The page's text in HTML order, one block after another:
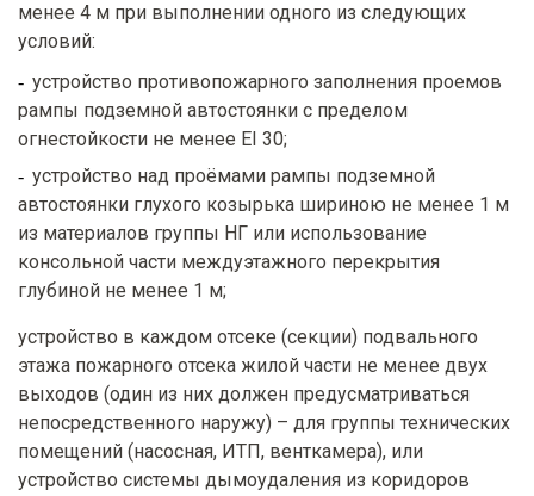
менее 4 м при выполнении одного из следующих
условий:
устройство противопожарного заполнения проемов
рампы подземной автостоянки с пределом
огнестойкости не менее EI 30;
устройство над проёмами рампы подземной
автостоянки глухого козырька шириною не менее 1 м
из материалов группы НГ или использование
консольной части междуэтажного перекрытия
глубиной не менее 1 м;
устройство в каждом отсеке (секции) подвального
этажа пожарного отсека жилой части не менее двух
выходов (один из них должен предусматриваться
непосредственного наружу) – для группы технических
помещений (насосная, ИТП, венткамера), или
устройство системы дымоудаления из коридоров